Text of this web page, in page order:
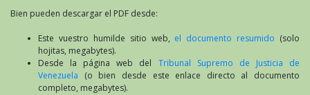
Bien pueden descargar el PDF desde:
Este vuestro humilde sitio web, el documento resumido (solo
hojitas, megabytes).
Desde la página web del Tribunal Supremo de Justicia de
Venezuela (o bien desde este enlace directo al documento
completo, megabytes).